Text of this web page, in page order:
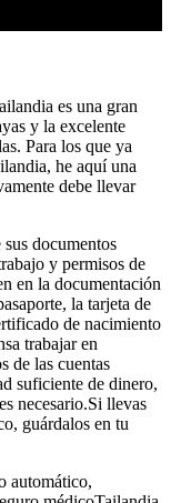
es una gran
y la excelente
Para los que ya
he aquí una
debe llevar
documentos
y permisos de
en la documentación
la tarjeta de
de nacimiento
trabajar en
de las cuentas
suficiente de dinero,
necesario.Si llevas
guárdalos en tu
automático,